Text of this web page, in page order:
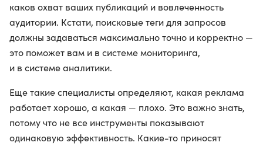
каков охват ваших публикаций и вовлеченность
аудитории. Кстати, поисковые теги для запросов
должны задаваться максимально точно и корректно —
это поможет вам и в системе мониторинга,
и в системе аналитики.
Еще такие специалисты определяют, какая реклама
работает хорошо, а какая — плохо. Это важно знать,
потому что не все инструменты показывают
одинаковую эффективность. Какие-то приносят